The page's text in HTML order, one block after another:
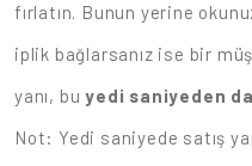
fırlatın. Bunun yerine
iplik bağlarsanız ise bir
yanı, bu yedi saniyeden
Not: Yedi saniyede satış